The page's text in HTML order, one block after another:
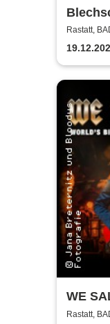
Rastatt,
WE
Rastatt,